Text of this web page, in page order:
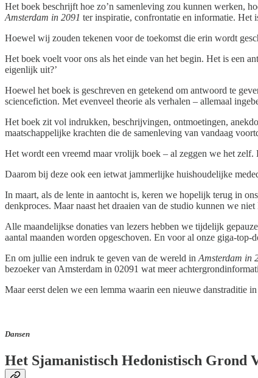
Het boek beschrijft hoe zo’n samenleving zou kunnen werken,
Amsterdam in 2091 ter inspiratie, confrontatie en informatie. Het
Hoewel wij zouden tekenen voor de toekomst die erin wordt
Het boek voelt voor ons als het einde van het begin. Het is een
eigenlijk uit?’
Hoewel het boek is geschreven en getekend om antwoord te
sciencefiction. Met evenveel theorie als verhalen – allemaal
Het boek zit vol indrukken, beschrijvingen, ontmoetingen,
maatschappelijke krachten die de samenleving van vandaag
Het wordt een vreemd maar vrolijk boek – al zeggen we het
Daarom bij deze ook een ietwat jammerlijke huishoudelijke
In maart, als de lente in aantocht is, keren we hopelijk terug in
denkproces. Maar naast het draaien van de studio kunnen we
Alle maandelijkse donaties van lezers hebben we tijdelijk
aantal maanden worden opgeschoven. En voor al onze giga-top-
En om jullie een indruk te geven van de wereld in Amsterdam in
bezoeker van Amsterdam in 02091 wat meer
Maar eerst delen we een lemma waarin een nieuwe danstraditie
Dansen
Het Sjamanistisch Hedonistisch Grond